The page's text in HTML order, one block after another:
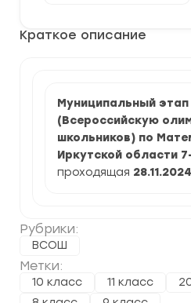
Краткое описание
Муниципальный
(Всероссийскую
школьников) по
Иркутской области
проходящая 28.11.2024
Рубрики:
ВСОШ
Метки:
10 класс 11 класс
этап
по
Иркутской
области